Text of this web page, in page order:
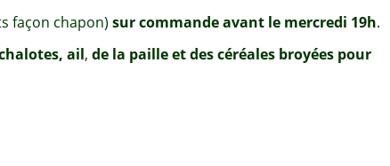
façon chapon) sur commande avant le mercredi 19h.
ail, de la paille et des céréales broyées pour